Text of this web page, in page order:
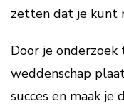
zetten dat je kunt
Door je
weddenschap
succes en maak je